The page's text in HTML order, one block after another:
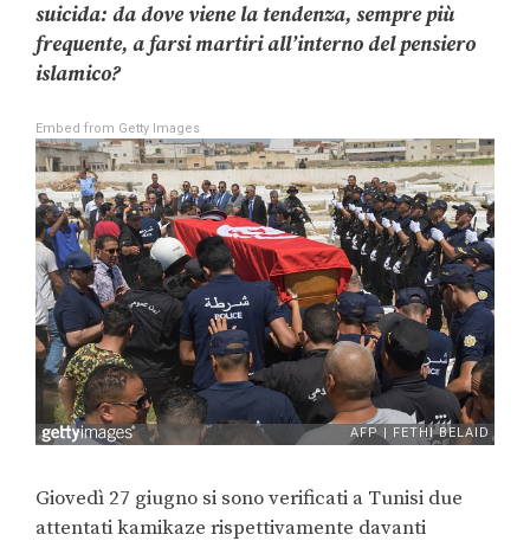
suicida: da dove viene la tendenza, sempre più
frequente, a farsi martiri all’interno del pensiero
islamico?
Embed from Getty Images
Giovedì 27 giugno si sono verificati a Tunisi due
attentati kamikaze rispettivamente davanti